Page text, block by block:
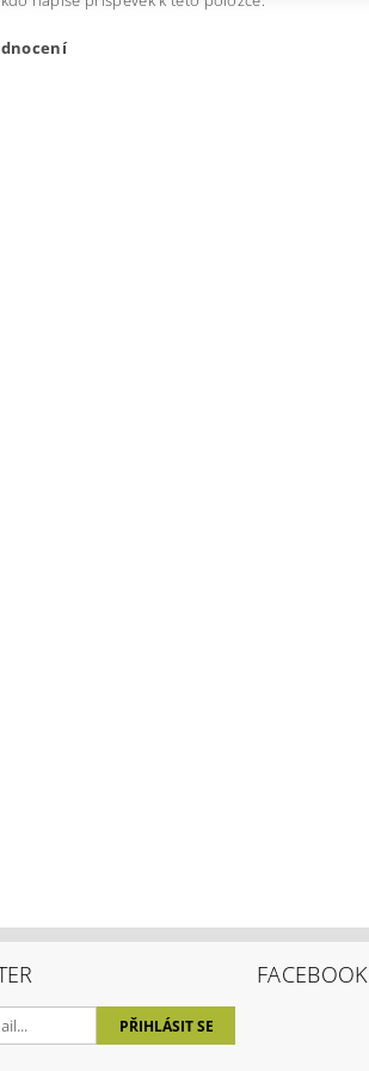
FACEBOOK